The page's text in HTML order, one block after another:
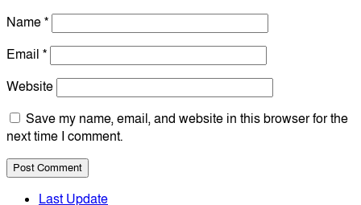
Name*
Email *
Website
Save my name, email, and website in this browser for the
next time I comment.
Last Update